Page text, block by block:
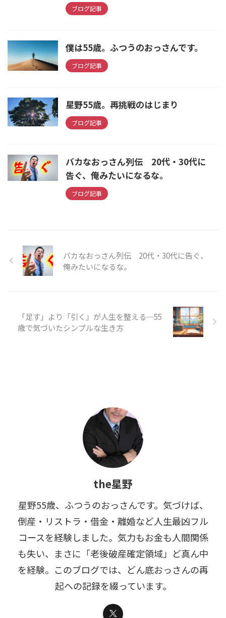
ブログ記事
僕は55歳。ふつうのおっさんです。
ブログ記事
星野55歳。再挑戦のはじまり
ブログ記事
バカなおっさん列伝 20代・30代に
告ぐ、俺みたいになるな。
ブログ記事
バカなおっさん列伝 20代・30代に告ぐ、
俺みたいになるな。
「足す」より「引く」が人生を整える─55
歳で気づいたシンプルな生き方
the星野
星野55歳、ふつうのおっさんです。気づけば、
倒産・リストラ・借金・離婚など人生最凶フル
コースを経験しました。気力もお金も人間関係
も失い、まさに「老後破産確定領域」ど真ん中
を経験。このブログでは、どん底おっさんの再
起への記録を綴っています。